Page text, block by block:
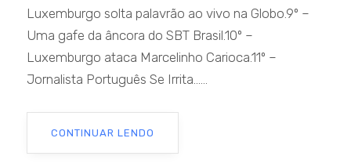
Luxemburgo solta palavrão ao vivo na Globo.9º –
Uma gafe da âncora do SBT Brasil.10º –
Luxemburgo ataca Marcelinho Carioca.11º –
Jornalista Português Se Irrita......
CONTINUAR LENDO